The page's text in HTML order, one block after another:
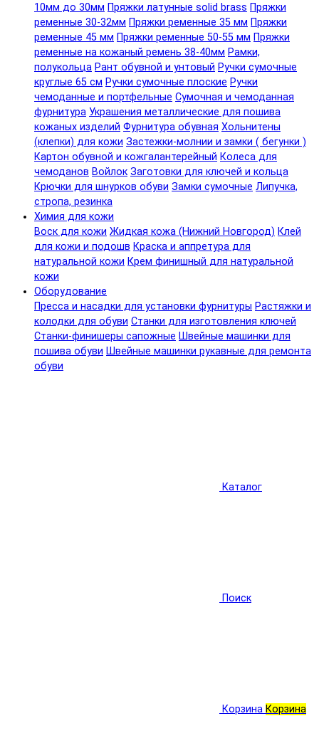
10мм до 30мм Пряжки латунные solid brass Пряжки
ременные 30-32мм Пряжки ременные 35 мм Пряжки
ременные 45 мм Пряжки ременные 50-55 мм Пряжки
ременные на кожаный ремень 38-40мм Рамки,
полукольца Рант обувной и унтовый Ручки сумочные
круглые 65 см Ручки сумочные плоские Ручки
чемоданные и портфельные Сумочная и чемоданная
фурнитура Украшения металлические для пошива
кожаных изделий Фурнитура обувная Хольнитены
(клепки) для кожи Застежки-молнии и замки ( бегунки )
Картон обувной и кожгалантерейный Колеса для
чемоданов Войлок Заготовки для ключей и кольца
Крючки для шнурков обуви Замки сумочные Липучка,
стропа, резинка
Химия для кожи
Воск для кожи Жидкая кожа (Нижний Новгород) Клей
для кожи и подошв Краска и аппретура для
натуральной кожи Крем финишный для натуральной
кожи
Оборудование
Пресса и насадки для установки фурнитуры Растяжки и
колодки для обуви Станки для изготовления ключей
Станки-финишеры сапожные Швейные машинки для
пошива обуви Швейные машинки рукавные для ремонта
обуви
Каталог
Поиск
Корзина Корзина